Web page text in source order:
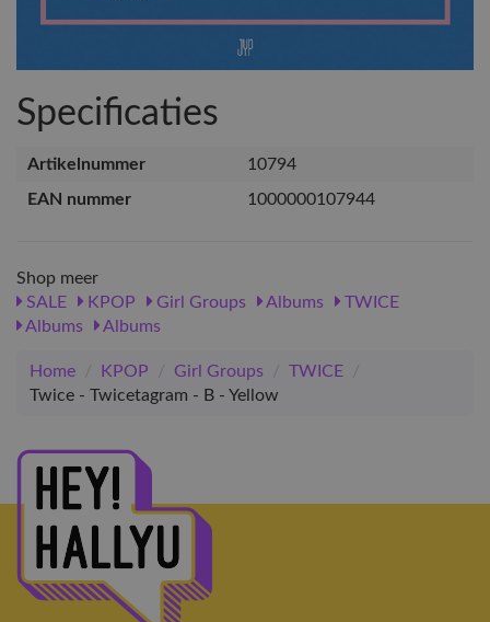
Specificaties
Artikelnummer
10794
EAN nummer
1000000107944
Shop meer
SALE
KPOP Girl Groups Albums
TWICE
Albums
Albums
Home / KPOP / Girl Groups / TWICE
/
Twice - Twicetagram - B - Yellow